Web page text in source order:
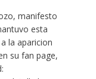
manifesto
esta
la aparicion
su fan page,